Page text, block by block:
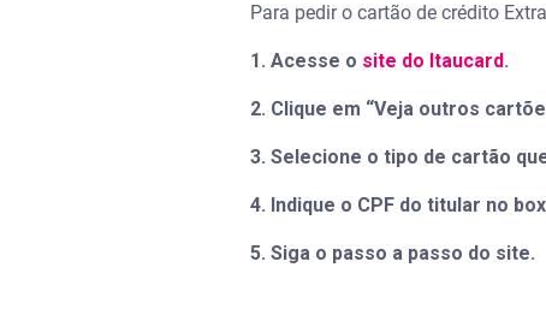
Para pedir o cartão de crédito
1. Acesse o site do Itaucard.
2. Clique em “Veja outros
3. Selecione o tipo de cartão
4. Indique o CPF do titular no
5. Siga o passo a passo do site.